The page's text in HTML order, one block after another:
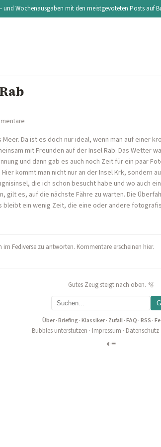
und Wochenausgaben mit den meistgevoteten Posts auf
Meer. Da ist es doch nur ideal, wenn man auf einer
mit Freunden auf der Insel Rab. Das Wetter
und dann gab es auch noch Zeit für ein paar
kommt man nicht nur an der Insel Krk, sondern
die ich schon besucht habe und wo auch
gilt es, auf die nächste Fähre zu warten. Die
bleibt ein wenig Zeit, die eine oder andere
im Fediverse zu antworten. Kommentare erscheinen hier.
Gutes Zeug steigt nach oben. 🫧
Über·Briefing·Klassiker· Zufall·FAQ ·RSS ·
Bubbles unterstützen · Impressum · Datenschutz·
◐ ≡